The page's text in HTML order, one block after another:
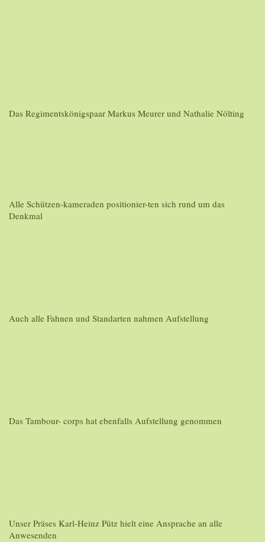
Das Regimentskönigspaar Markus Meurer und Nathalie Nölting
Alle Schützen-kameraden positionier-ten sich rund um das
Denkmal
Auch alle Fahnen und Standarten nahmen Aufstellung
Das Tambour- corps hat ebenfalls Aufstellung genommen
Unser Präses Karl-Heinz Pütz hielt eine Ansprache an alle
Anwesenden